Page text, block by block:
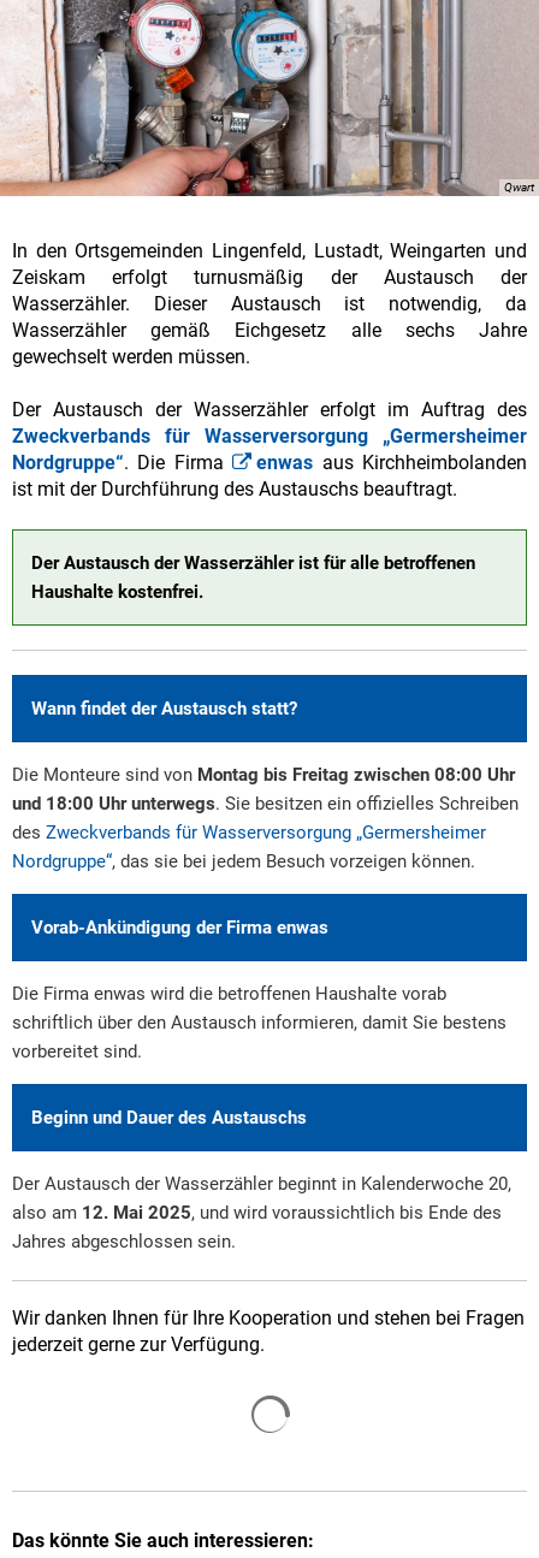
Qwart
In den Ortsgemeinden Lingenfeld, Lustadt, Weingarten und
Zeiskam erfolgt turnusmäßig der Austausch der
Wasserzähler. Dieser Austausch ist notwendig, da
Wasserzähler gemäß Eichgesetz alle sechs Jahre
gewechselt werden müssen.
Der Austausch der Wasserzähler erfolgt im Auftrag des
Zweckverbands für Wasserversorgung „Germersheimer
Nordgruppe“. Die Firma enwas aus Kirchheimbolanden
ist mit der Durchführung des Austauschs beauftragt.
Der Austausch der Wasserzähler ist für alle betroffenen
Haushalte kostenfrei.
Wann findet der Austausch statt?
Die Monteure sind von Montag bis Freitag zwischen 08:00 Uhr
und 18:00 Uhr unterwegs. Sie besitzen ein offizielles Schreiben
des Zweckverbands für Wasserversorgung „Germersheimer
Nordgruppe“, das sie bei jedem Besuch vorzeigen können.
Vorab-Ankündigung der Firma enwas
Die Firma enwas wird die betroffenen Haushalte vorab
schriftlich über den Austausch informieren, damit Sie bestens
vorbereitet sind.
Beginn und Dauer des Austauschs
Der Austausch der Wasserzähler beginnt in Kalenderwoche 20,
also am 12. Mai 2025, und wird voraussichtlich bis Ende des
Jahres abgeschlossen sein.
Wir danken Ihnen für Ihre Kooperation und stehen bei Fragen
jederzeit gerne zur Verfügung.
Das könnte Sie auch interessieren: